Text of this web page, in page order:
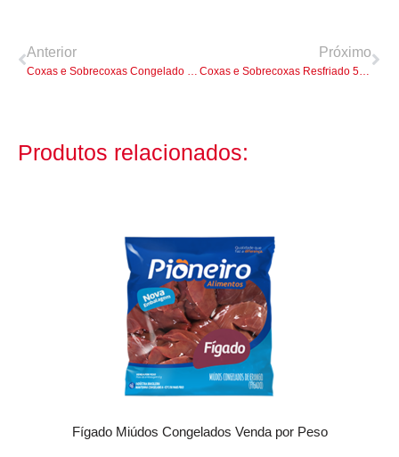
Anterior
Coxas e Sobrecoxas Congelado 1kg
Próximo
Coxas e Sobrecoxas Resfriado 500g
Produtos relacionados:
Fígado Miúdos Congelados Venda por Peso